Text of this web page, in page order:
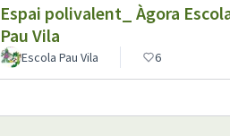
Espai polivalent_ Àgora
Pau Vila
Escola Pau Vila 6